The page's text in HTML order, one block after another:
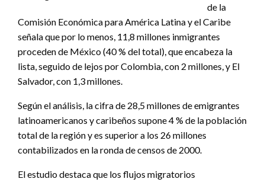
de la
Comisión Económica para América Latina y el Caribe
señala que por lo menos, 11,8 millones inmigrantes
proceden de México (40 % del total), que encabeza la
lista, seguido de lejos por Colombia, con 2 millones, y El
Salvador, con 1,3 millones.
Según el análisis, la cifra de 28,5 millones de emigrantes
latinoamericanos y caribeños supone 4 % de la población
total de la región y es superior a los 26 millones
contabilizados en la ronda de censos de 2000.
El estudio destaca que los flujos migratorios